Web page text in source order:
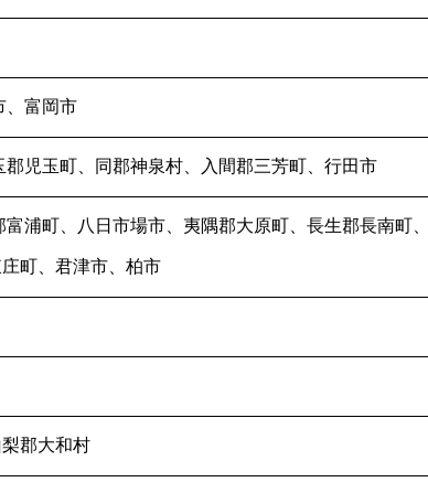
、富岡市
児玉町、同郡神泉村、入間郡三芳町、行田市
浦町、八日市場市、夷隅郡大原町、長生郡長南町、
町、君津市、柏市
郡大和村